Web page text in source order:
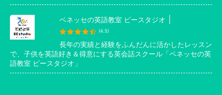
ベネッセの英語教室 ビースタジオ
(4.5)
長年の実績と経験をふんだんに活かしたレッスン
で、子供を英語好き＆得意にする英会話スクール「ベネッセの英
語教室 ビースタジオ」